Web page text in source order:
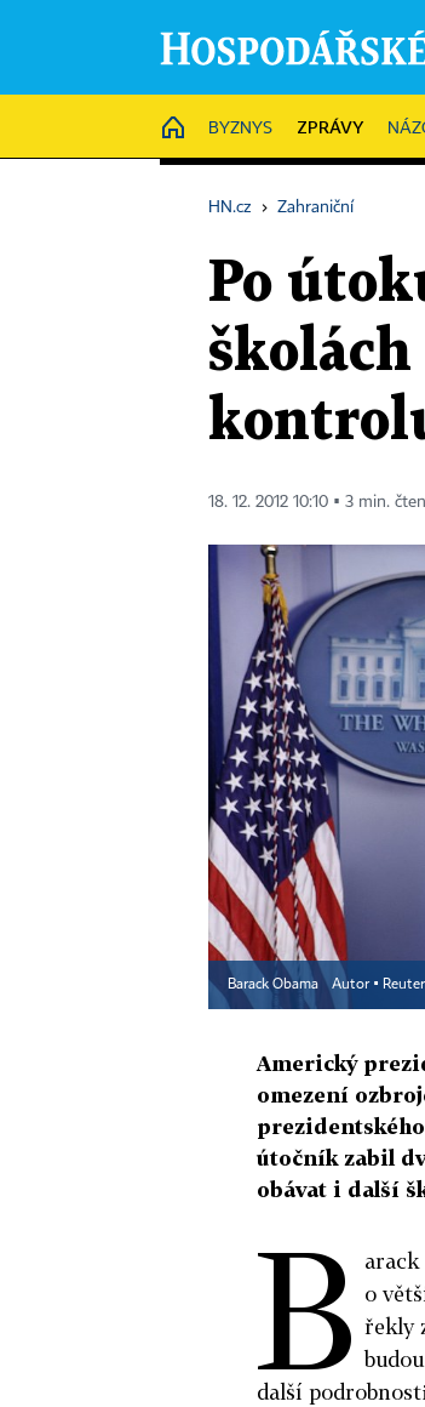
HOME
BYZNYS ZPRÁVY
HN.cz › Zahraniční
Po
18. 12. 2012 10:10 ▪ 3 min.
Barack Obama Autor ▪
Americký
omezení
útočník zabil
obávat i další
B arack
o
řekly
další